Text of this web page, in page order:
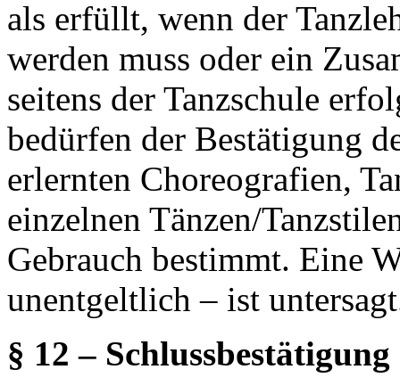
als erfüllt, wenn der
werden muss oder ein
seitens der Tanzschule
bedürfen der Bestätigung
erlernten Choreografien,
einzelnen Tänzen/
Gebrauch bestimmt. Eine
unentgeltlich – ist
§ 12 – Schlussbestätigung